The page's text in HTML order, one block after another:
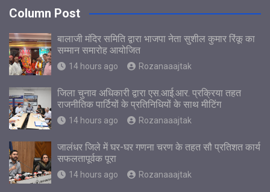
Column Post
बालाजी मंदिर समिति द्वारा भाजपा नेता सुशील कुमार रिंकू का
सम्मान समारोह आयोजित
14 hours ago Rozanaaajtak
जिला चुनाव अधिकारी द्वारा एस.आई.आर. प्रक्रिया तहत
राजनीतिक पार्टियों के प्रतिनिधियों के साथ मीटिंग
14 hours ago Rozanaaajtak
जालंधर जिले में घर-घर गणना चरण के तहत सौ प्रतिशत कार्य
सफलतापूर्वक पूरा
14 hours ago Rozanaaajtak